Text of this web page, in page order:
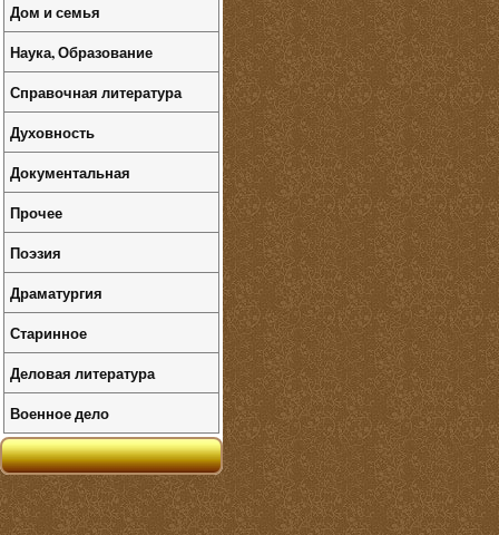
Дом и семья
Наука, Образование
Справочная литература
Духовность
Документальная
Прочее
Поэзия
Драматургия
Старинное
Деловая литература
Военное дело